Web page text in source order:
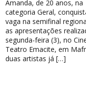
Amanda, de 20 anos, na
categoria Geral,
vaga na semifinal
as apresentações
segunda-feira (3), no
Teatro Emacite, em
duas artistas já […]